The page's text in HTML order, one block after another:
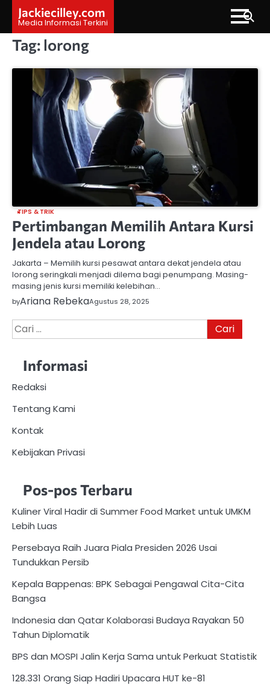
content
Jackiecilley.com
Media Informasi Terkini
Tag:lorong
TIPS & TRIK
Pertimbangan Memilih Antara Kursi
Jendela atau Lorong
Jakarta – Memilih kursi pesawat antara dekat jendela atau
lorong seringkali menjadi dilema bagi penumpang. Masing-
masing jenis kursi memiliki kelebihan…
byAriana RebekaAgustus 28, 2025
Cari
untuk:
Informasi
Redaksi
Tentang Kami
Kontak
Kebijakan Privasi
Pos-pos Terbaru
Kuliner Viral Hadir di Summer Food Market untuk UMKM
Lebih Luas
Persebaya Raih Juara Piala Presiden 2026 Usai
Tundukkan Persib
Kepala Bappenas: BPK Sebagai Pengawal Cita-Cita
Bangsa
Indonesia dan Qatar Kolaborasi Budaya Rayakan 50
Tahun Diplomatik
BPS dan MOSPI Jalin Kerja Sama untuk Perkuat Statistik
128.331 Orang Siap Hadiri Upacara HUT ke-81